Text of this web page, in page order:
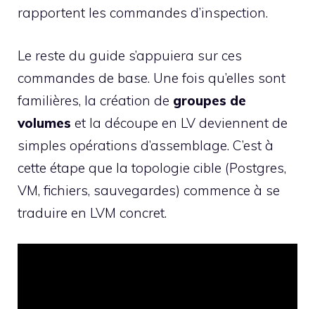
rapportent les commandes d’inspection.
Le reste du guide s’appuiera sur ces
commandes de base. Une fois qu’elles sont
familières, la création de groupes de
volumes et la découpe en LV deviennent de
simples opérations d’assemblage. C’est à
cette étape que la topologie cible (Postgres,
VM, fichiers, sauvegardes) commence à se
traduire en LVM concret.